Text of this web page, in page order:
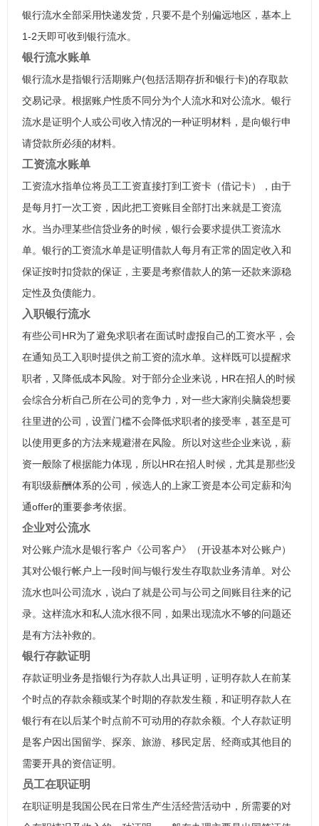
银行流水全部采用快递发货，只要不是个别偏远地区，基本上
1-2天即可收到银行流水。
银行流水账单
银行流水是指银行活期账户(包括活期存折和银行卡)的存取款
交易记录。根据账户性质不同分为个人流水和对公流水。银行
流水是证明个人或公司收入情况的一种证明材料，是向银行申
请贷款所必须的材料。
工资流水账单
工资流水指单位将员工工资直接打到工资卡（借记卡），由于
是每月打一次工资，因此把工资账目全部打出来就是工资流
水。当办理某些信贷业务的时候，银行会要求提供工资流水
单。银行的工资流水单是证明借款人每月有正常的固定收入和
保证按时扣贷款的保证，主要是考察借款人的第一还款来源稳
定性及负债能力。
入职银行流水
有些公司HR为了避免求职者在面试时虚报自己的工资水平，会
在通知员工入职时提供之前工资的流水单。这样既可以提醒求
职者，又降低成本风险。对于部分企业来说，HR在招人的时候
会综合分析自己所在公司的竞争力，对一些大家削尖脑袋想要
往里进的公司，设置门槛不会降低求职者的接受率，甚至是可
以使用更多的方法来规避潜在风险。所以对这些企业来说，薪
资一般除了根据能力体现，所以HR在招人时候，尤其是那些没
有职级薪酬体系的公司，候选人的上家工资是本公司定薪和沟
通offer的重要参考依据。
企业对公流水
对公账户流水是银行客户《公司客户》（开设基本对公账户）
其对公银行帐户上一段时间与银行发生存取款业务清单。对公
流水也叫公司流水，说白了就是公司与公司之间账目往来的记
录。这样流水和私人流水很不同，如果出现流水不够的问题还
是有方法补救的。
银行存款证明
存款证明业务是指银行为存款人出具证明，证明存款人在前某
个时点的存款余额或某个时期的存款发生额，和证明存款人在
银行有在以后某个时点前不可动用的存款余额。个人存款证明
是客户因出国留学、探亲、旅游、移民定居、经商或其他目的
需要开具的资信证明。
员工在职证明
在职证明是我国公民在日常生产生活经营活动中，所需要的对